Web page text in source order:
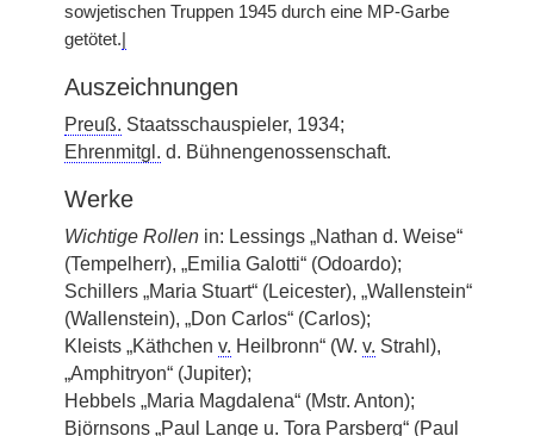
sowjetischen Truppen 1945 durch eine MP-Garbe
getötet.
Auszeichnungen
Preuß. Staatsschauspieler, 1934;
Ehrenmitgl. d. Bühnengenossenschaft.
Werke
Wichtige Rollen in: Lessings „Nathan d. Weise“
(Tempelherr), „Emilia Galotti“ (Odoardo);
Schillers „Maria Stuart“ (Leicester), „Wallenstein“
(Wallenstein), „Don Carlos“ (Carlos);
Kleists „Käthchen v. Heilbronn“ (W. v. Strahl),
„Amphitryon“ (Jupiter);
Hebbels „Maria Magdalena“ (Mstr. Anton);
Björnsons „Paul Lange u. Tora Parsberg“ (Paul